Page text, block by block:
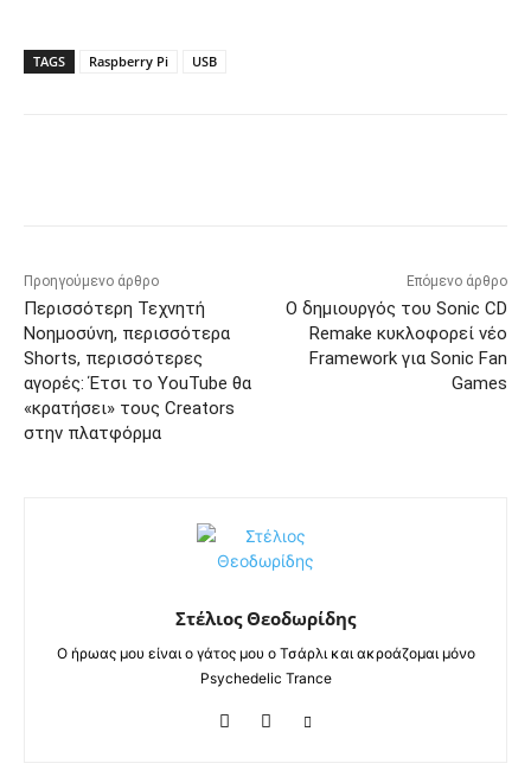
TAGS Raspberry Pi USB
Προηγούμενο άρθρο
Περισσότερη Τεχνητή
Νοημοσύνη, περισσότερα
Shorts, περισσότερες
αγορές: Έτσι το YouTube θα
«κρατήσει» τους Creators
στην πλατφόρμα
Επόμενο άρθρο
Ο δημιουργός του Sonic CD
Remake κυκλοφορεί νέο
Framework για Sonic Fan
Games
Στέλιος Θεοδωρίδης
Ο ήρωας μου είναι ο γάτος μου ο Τσάρλι και ακροάζομαι μόνο
Psychedelic Trance